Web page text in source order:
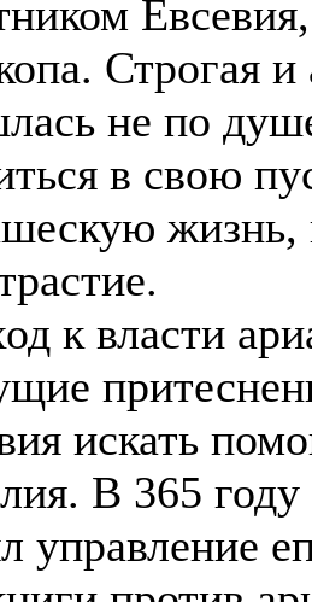
Строгая
не по
в свою
жизнь,
к власти
искать
В 365
управление